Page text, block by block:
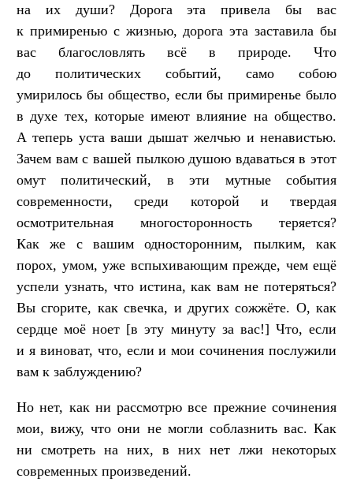
на их души? Дорога эта привела бы вас
к примиренью с жизнью, дорога эта заставила бы
вас благословлять всё в природе. Что
до политических событий, само собою
умирилось бы общество, если бы примиренье было
в духе тех, которые имеют влияние на общество.
А теперь уста ваши дышат желчью и ненавистью.
Зачем вам с вашей пылкою душою вдаваться в этот
омут политический, в эти мутные события
современности, среди которой и твердая
осмотрительная многосторонность теряется?
Как же с вашим односторонним, пылким, как
порох, умом, уже вспыхивающим прежде, чем ещё
успели узнать, что истина, как вам не потеряться?
Вы сгорите, как свечка, и других сожжёте. О, как
сердце моё ноет [в эту минуту за вас!] Что, если
и я виноват, что, если и мои сочинения послужили
вам к заблуждению?
Но нет, как ни рассмотрю все прежние сочинения
мои, вижу, что они не могли соблазнить вас. Как
ни смотреть на них, в них нет лжи некоторых
современных произведений.